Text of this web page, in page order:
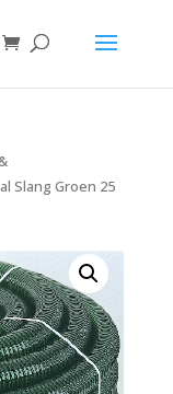
Slang Groen 25